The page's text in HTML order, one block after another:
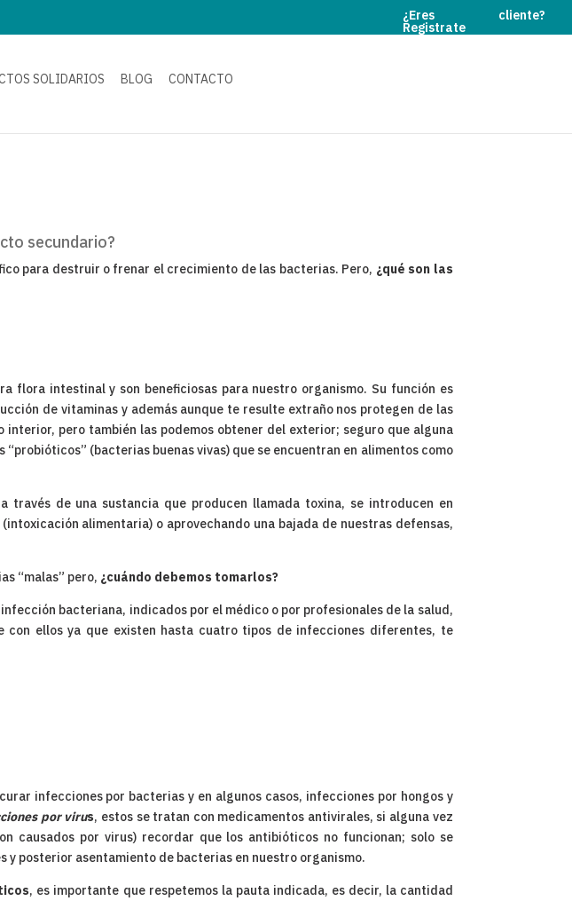
¿Eres cliente?
Registrate
SOLIDARIOS BLOG CONTACTO
secundario?
para destruir o frenar el crecimiento de las bacterias. Pero, ¿qué son las
flora intestinal y son beneficiosas para nuestro organismo. Su función es
de vitaminas y además aunque te resulte extraño nos protegen de las
interior, pero también las podemos obtener del exterior; seguro que alguna
(bacterias buenas vivas) que se encuentran en alimentos como
través de una sustancia que producen llamada toxina, se introducen en
alimentaria) o aprovechando una bajada de nuestras defensas,
“malas” pero, ¿cuándo debemos tomarlos?
bacteriana, indicados por el médico o por profesionales de la salud,
ellos ya que existen hasta cuatro tipos de infecciones diferentes, te
infecciones por bacterias y en algunos casos, infecciones por hongos y
por virus, estos se tratan con medicamentos antivirales, si alguna vez
causados por virus) recordar que los antibióticos no funcionan; solo se
posterior asentamiento de bacterias en nuestro organismo.
, es importante que respetemos la pauta indicada, es decir, la cantidad